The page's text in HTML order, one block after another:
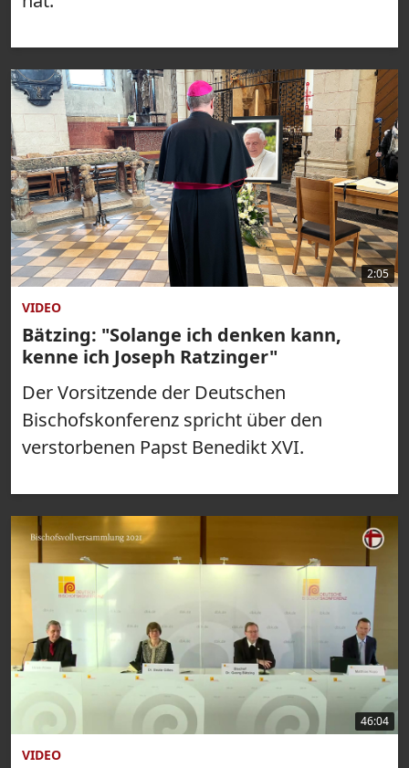
2:05
VIDEO
Bätzing: "Solange ich denken kann,
kenne ich Joseph Ratzinger"
Der Vorsitzende der Deutschen
Bischofskonferenz spricht über den
verstorbenen Papst Benedikt XVI.
46:04
VIDEO